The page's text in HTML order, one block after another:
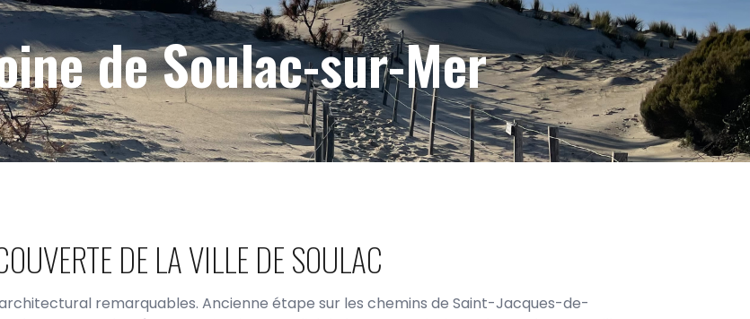
de Soulac-sur-Mer
DE LA VILLE DE SOULAC
remarquables. Ancienne étape sur les chemins de Saint-Jacques-de-